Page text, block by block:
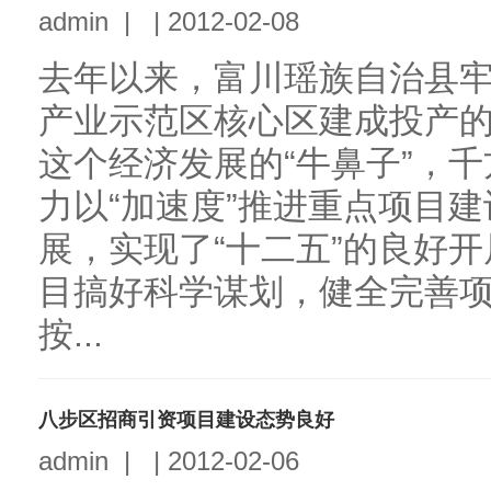
admin | | 2012-02-08
去年以来，富川瑶族自治县
产业示范区核心区建成投产
这个经济发展的“牛鼻子”，
力以“加速度”推进重点项目
展，实现了“十二五”的良好
目搞好科学谋划，健全完善
按...
八步区招商引资项目建设态势良好
admin | | 2012-02-06